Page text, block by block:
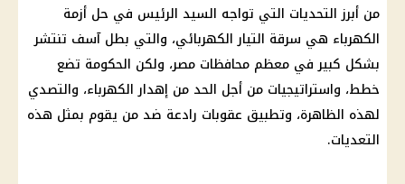
من أبرز التحديات التي تواجه السيد الرئيس في حل أزمة
الكهرباء هي سرقة التيار الكهربائي، والتي بطل آسف تنتشر
بشكل كبير في معظم محافظات مصر، ولكن الحكومة تضع
خطط، واستراتيجيات من أجل الحد من إهدار الكهرباء، والتصدي
لهذه الظاهرة، وتطبيق عقوبات رادعة ضد من يقوم بمثل هذه
التعديات.